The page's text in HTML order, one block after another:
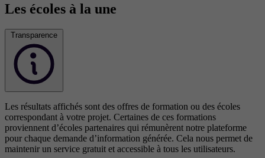
Les écoles à la une
Transparence
Les résultats affichés sont des offres de formation ou des écoles
correspondant à votre projet. Certaines de ces formations
proviennent d’écoles partenaires qui rémunèrent notre plateforme
pour chaque demande d’information générée. Cela nous permet de
maintenir un service gratuit et accessible à tous les utilisateurs.